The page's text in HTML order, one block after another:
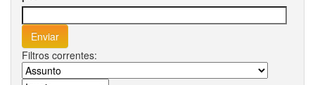
Filtros correntes: